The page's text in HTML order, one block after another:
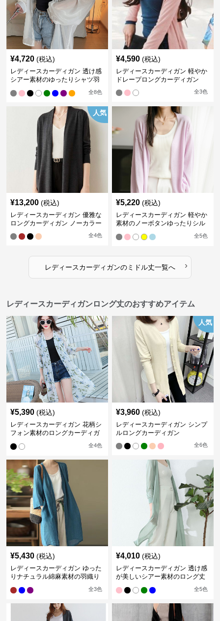
¥4,720 (税込)
レディースカーディガン 透け感
シアー素材のゆったりシャツ羽
全8色
¥4,590 (税込)
レディースカーディガン 軽やか
ドレープロングカーディガン
全3色
人気
¥13,200 (税込)
レディースカーディガン 優雅な
ロングカーディガン ノーカラー
全4色
¥5,220 (税込)
レディースカーディガン 軽やか
素材のノーボタンゆったりシル
全5色
レディースカーディガンのミドル丈一覧へ ›
レディースカーディガンロング丈のおすすめアイテム
¥5,390 (税込)
レディースカーディガン 花柄シ
フォン素材のロングカーディガ
全4色
人気
¥3,960 (税込)
レディースカーディガン シンプ
ルロングカーディガン
全6色
¥5,430 (税込)
レディースカーディガン ゆった
りナチュラル綿麻素材の羽織り
全3色
¥4,010 (税込)
レディースカーディガン 透け感
が美しいシアー素材のロング丈
全5色